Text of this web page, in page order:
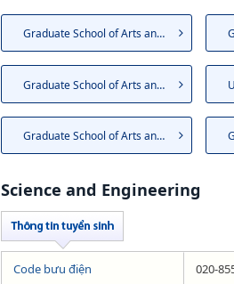
Graduate School of Arts and S...
Graduate School of Arts and S...
Graduate School of Arts and S...
Science and Engineering
Code bưu điện 020-